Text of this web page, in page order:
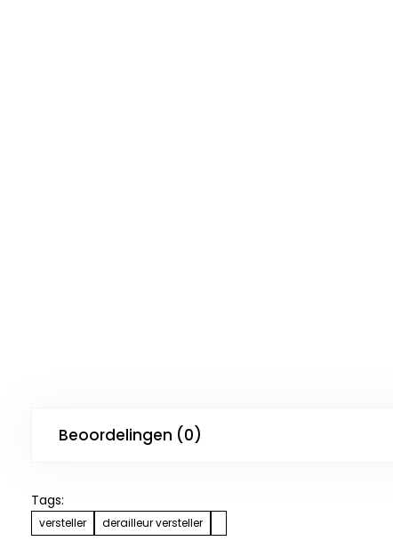
Beoordelingen (0)
Tags:
versteller derailleur versteller